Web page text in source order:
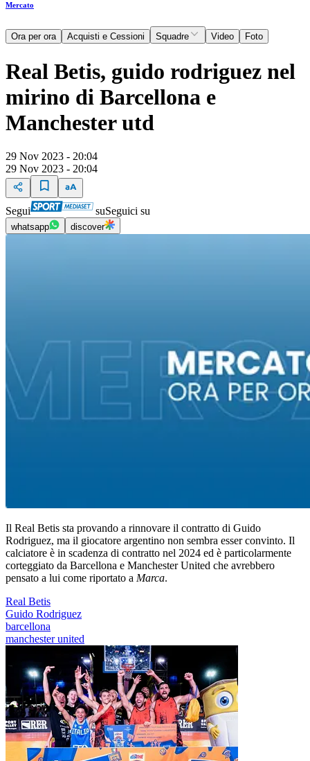
Mercato
Ora per ora Acquisti e Cessioni Squadre Video Foto
Real Betis, guido rodriguez nel
mirino di Barcellona e
Manchester utd
29 Nov 2023 - 20:04
29 Nov 2023 - 20:04
Segui suSeguici su
whatsapp discover
Il Real Betis sta provando a rinnovare il contratto di Guido
Rodriguez, ma il giocatore argentino non sembra esser convinto. Il
calciatore è in scadenza di contratto nel 2024 ed è particolarmente
corteggiato da Barcellona e Manchester United che avrebbero
pensato a lui come riportato a Marca.
Real Betis
Guido Rodriguez
barcellona
manchester united